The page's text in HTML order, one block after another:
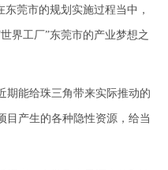
莞市的规划实施过程当中，
界工厂”东莞市的产业梦想之
能给珠三角带来实际推动的
目产生的各种隐性资源，给当